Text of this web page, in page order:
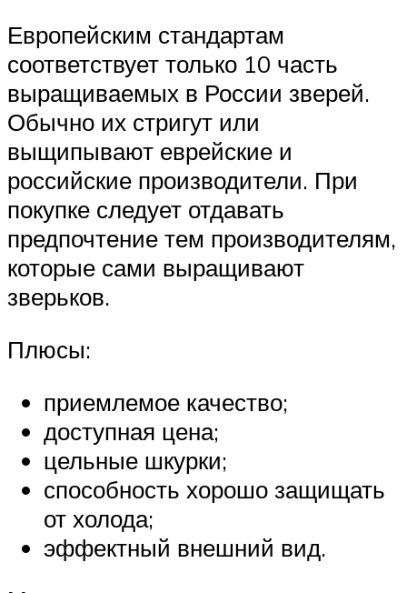
Европейским стандартам
соответствует только 10 часть
выращиваемых в России зверей.
Обычно их стригут или
выщипывают еврейские и
российские производители. При
покупке следует отдавать
предпочтение тем производителям,
которые сами выращивают
зверьков.
Плюсы:
приемлемое качество;
доступная цена;
цельные шкурки;
способность хорошо защищать
от холода;
эффектный внешний вид.